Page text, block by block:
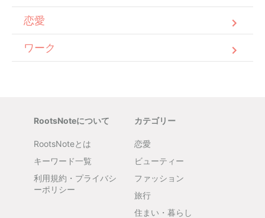
恋愛
ワーク
RootsNoteについて
RootsNoteとは
キーワード一覧
利用規約・プライバシ
ーポリシー
カテゴリー
恋愛
ビューティー
ファッション
旅行
住まい・暮らし